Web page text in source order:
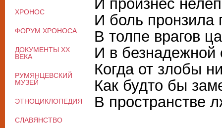
И произнес
И боль пронзила
В толпе врагов
И в
Когда от злобы
Как будто бы
В пространстве
ХРОНОС
ФОРУМ ХРОНОСА
ДОКУМЕНТЫ XX
ВЕКА
РУМЯНЦЕВСКИЙ
МУЗЕЙ
ЭТНОЦИКЛОПЕДИЯ
СЛАВЯНСТВО